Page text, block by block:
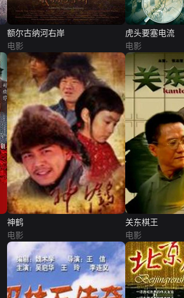
额尔古纳河右岸
电影
虎头要塞电流
电影
神鹤
电影
关东棋王
电影